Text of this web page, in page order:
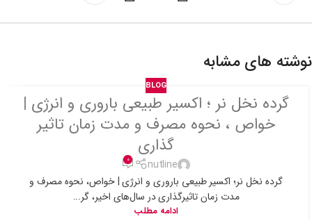
نوشته های مشابه
BLOG
گرده نخل نر ؛ اکسیر طبیعی باروری و انرژی |
خواص ، نحوه مصرف و مدت زمان تاثیر
گذاری
nutline
0
گرده نخل نر؛ اکسیر طبیعی باروری و انرژی | خواص، نحوه مصرف و
مدت زمان تاثیرگذاری در سال‌های اخیر، گر...
ادامه مطلب